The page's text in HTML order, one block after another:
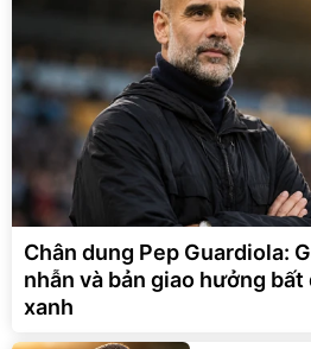
Chân dung Pep Guardiola:
nhẫn và bản giao hưởng
xanh